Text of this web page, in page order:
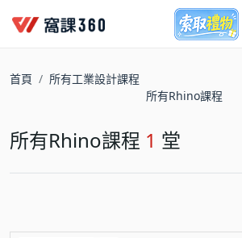
今天想要學什麼?
首頁
所有工業設計課程
所有Rhino課程
所有Rhino課程 1 堂